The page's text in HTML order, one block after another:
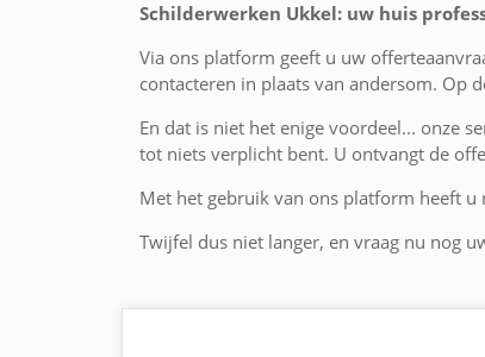
Schilderwerken Ukkel: uw huis
Via ons platform geeft u uw
contacteren in plaats van andersom. Op
En dat is niet het enige voordeel... onze
tot niets verplicht bent. U ontvangt de
Met het gebruik van ons platform heeft u
Twijfel dus niet langer, en vraag nu nog